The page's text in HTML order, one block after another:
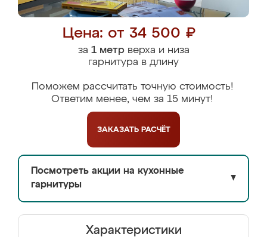
Цена: от 34 500 ₽
за 1 метрверха и низа
гарнитура в длину
Поможем рассчитать точную стоимость!
Ответим менее, чем за 15 минут!
ЗАКАЗАТЬ РАСЧЁТ
Посмотреть акции на кухонные
гарнитуры
▼
Характеристики